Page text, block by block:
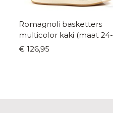
Romagnoli basketters
multicolor kaki (maat 24-
35)
€ 126,95